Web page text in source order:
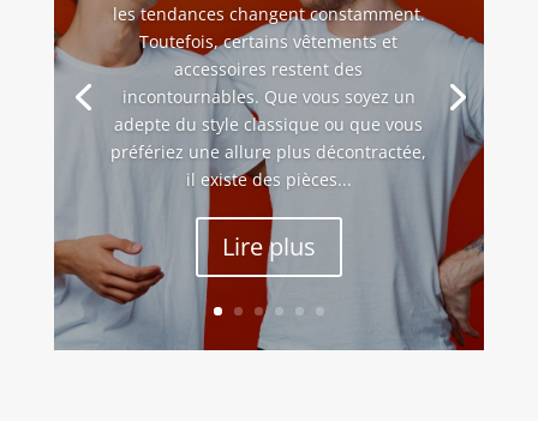
les tendances changent constamment.
Toutefois, certains vêtements et
accessoires restent des
incontournables. Que vous soyez un
adepte du style classique ou que vous
préfériez une allure plus décontractée,
il existe des pièces...
Lire plus